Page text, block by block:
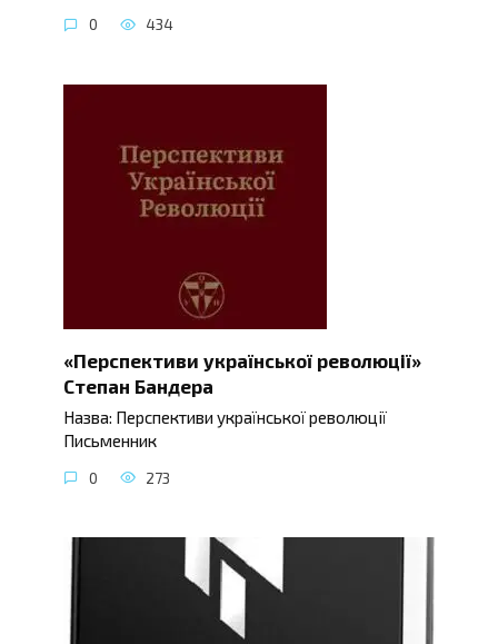
0 434
«Перспективи української революції»
Степан Бандера
Назва: Перспективи української революції
Письменник
0 273